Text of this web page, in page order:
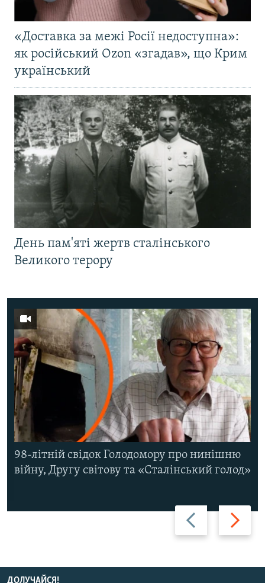
«Доставка за межі Росії недоступна»:
як російський Ozon «згадав», що Крим
український
День пам'яті жертв сталінського
Великого терору
Назад Вперед
98-літній свідок Голодомору про нинішню
війну, Другу світову та «Сталінський голод»
ДОЛУЧАЙСЯ!